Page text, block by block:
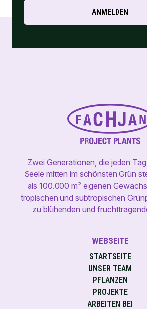
ANMELDEN
Zwei Generationen, die jeden
Seele mitten im schönsten Grün
als 100.000 m² eigenen
tropischen und subtropischen
zu blühenden und
WEBSEITE
STARTSEITE
UNSER TEAM
PFLANZEN
PROJEKTE
ARBEITEN BEI